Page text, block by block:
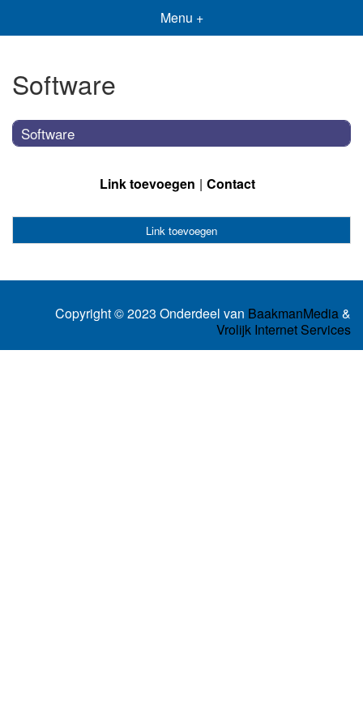
Menu +
Software
Software
Link toevoegen Contact
Link toevoegen
Copyright © 2023 Onderdeel van BaakmanMedia&
Vrolijk Internet Services